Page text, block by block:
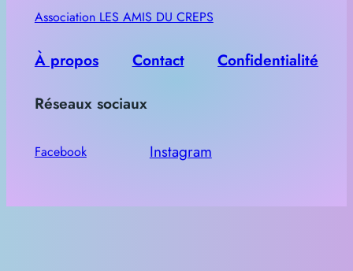
Association LES AMIS DU CREPS
À propos Contact
Confidentialité
Réseaux sociaux
Facebook Instagram